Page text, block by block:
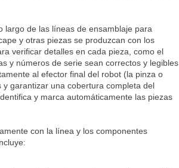
largo de las líneas de ensamblaje para
y otras piezas se produzcan con los
verificar detalles en cada pieza, como el
y números de serie sean correctos y legibles
al efector final del robot (la pinza o
y garantizar una cobertura completa del
y marca automáticamente las piezas
con la línea y los componentes